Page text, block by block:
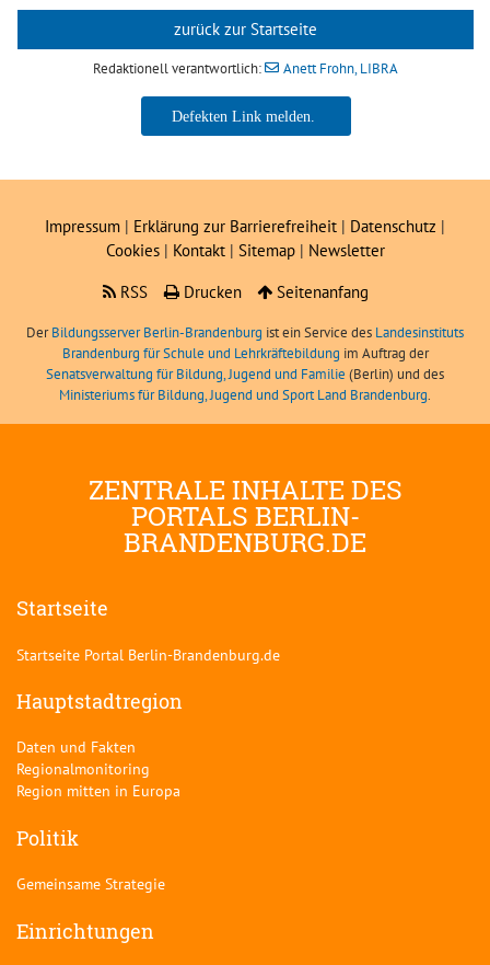
zurück zur Startseite
Redaktionell verantwortlich: Anett Frohn, LIBRA
Anett Frohn, LIBRA
Impressum | Erklärung zur Barrierefreiheit | Datenschutz |
Cookies| Kontakt | Sitemap| Newsletter
RSS
Drucken Seitenanfang
DerBildungsserver Berlin-Brandenburg ist ein Service des Landesinstituts
Brandenburg für Schule und Lehrkräftebildung im Auftrag der
Senatsverwaltung für Bildung, Jugend und Familie (Berlin) und des
Ministeriums für Bildung, Jugend und Sport Land Brandenburg.
ZENTRALE INHALTE DES
PORTALS BERLIN-
BRANDENBURG.DE
Startseite
Startseite Portal Berlin-Brandenburg.de
Hauptstadtregion
Daten und Fakten
Regionalmonitoring
Region mitten in Europa
Politik
Gemeinsame Strategie
Einrichtungen